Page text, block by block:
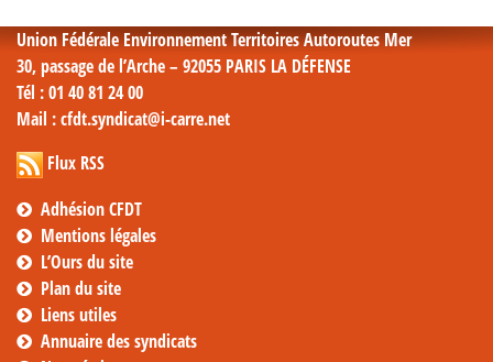
Union Fédérale Environnement Territoires Autoroutes Mer
30, passage de l’Arche – 92055 PARIS LA DÉFENSE
Tél : 01 40 81 24 00
Mail : cfdt.syndicat@i-carre.net
Flux RSS
Adhésion CFDT
Mentions légales
L’Ours du site
Plan du site
Liens utiles
Annuaire des syndicats